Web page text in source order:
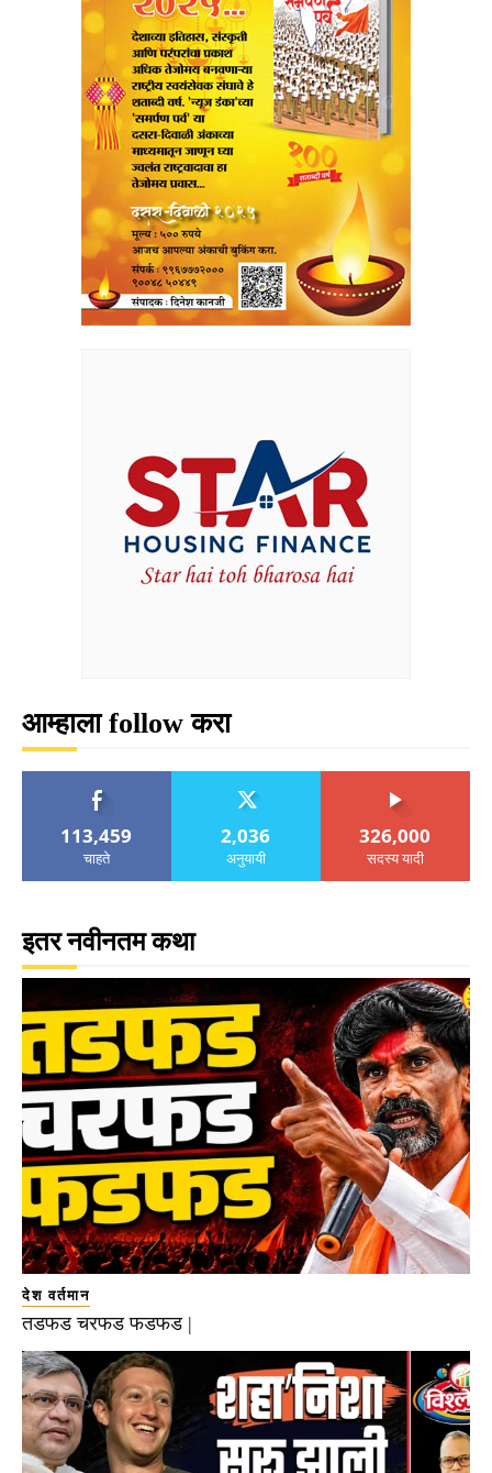
आम्हाला follow करा
113,459
चाहते
2,036
अनुयायी
326,000
सदस्य यादी
इतर नवीनतम कथा
देश वर्तमान
तडफड चरफड फडफड |